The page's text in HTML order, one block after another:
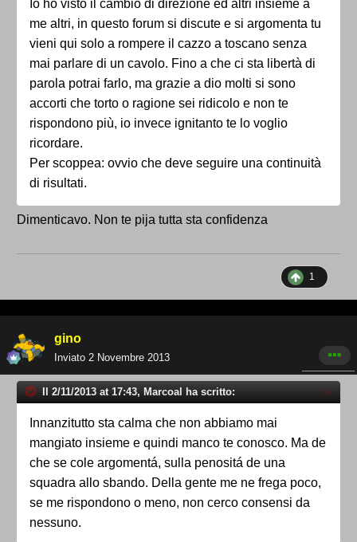
Io ho visto il cambio di direzione ed altri insieme a
me altri, in questo forum si discute e si argomenta tu
vieni qui solo a rompere il cazzo a toscano senza
mai parlare di un cavolo. Fino a che ci sta libertà di
parola potrai farlo, ma grazie a dio molti si sono
accorti che torto o ragione sei ridicolo e non te
rispondono più, io invece ignitanto te lo voglio
ricordare.
Per scoppea: ovvio che deve seguire una continuità
di risultati.
Dimenticavo. Non te pija tutta sta confidenza
1
gino
Inviato 2 Novembre 2013
Il 2/11/2013 at 17:43, Marcoal ha scritto:
Innanzitutto sta calma che non abbiamo mai
mangiato insieme e quindi manco te conosco. Ma de
che se cole argomentá, sulla penositá de una
squadra allo sbando. Della gente me ne frega poco,
se me rispondono o meno, non cerco consensi da
nessuno.